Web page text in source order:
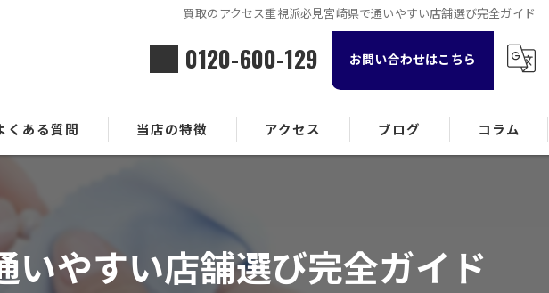
買取のアクセス重視派必見宮崎県で通いやすい店舗選び完全ガイド
0120-600-129 お問い合わせはこちら
くある質問 当店の特徴
時計
アクセス ブログ コラム
いやすい店舗選び完全ガイド